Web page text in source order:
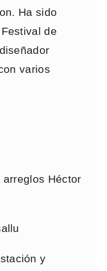
Ha sido
de
varios
Héctor
y